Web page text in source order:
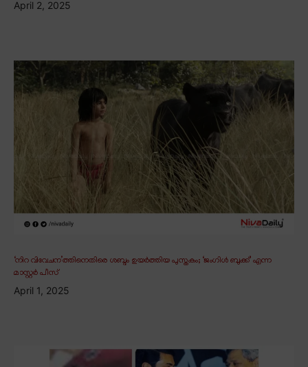
April 2, 2025
‘നിറ വിവേചന’ത്തിനെതിരെ ശബ്ദം ഉയർത്തിയ പുസ്തകം; ‘ജംഗിൾ ബുക്ക്’ എന്ന
മാസ്റ്റർ പീസ്
April 1, 2025